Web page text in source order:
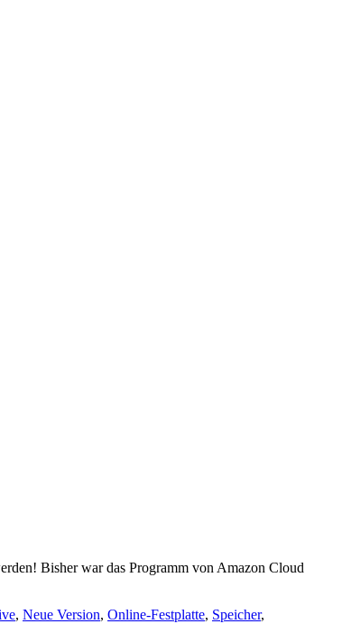
Bisher war das Programm von Amazon Cloud
, Neue Version, Online-Festplatte, Speicher,